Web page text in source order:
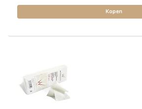
Kopen